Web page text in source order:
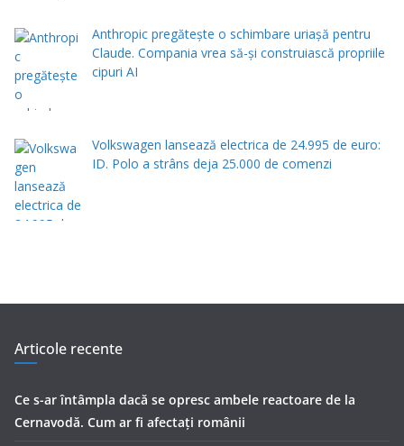
Anthropic pregătește o schimbare uriașă pentru
Claude. Compania vrea să-și construiască propriile
cipuri AI
Volkswagen lansează electrica de 24.995 de euro:
ID. Polo a strâns deja 25.000 de comenzi
Articole recente
Ce s-ar întâmpla dacă se opresc ambele reactoare de la
Cernavodă. Cum ar fi afectați românii